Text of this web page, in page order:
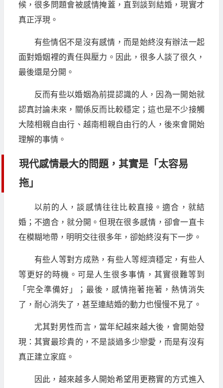
候，很多問題會被感情掩蓋，直到談到結婚，現實才
真正浮現。
有些情侶不是沒有感情，而是始終沒有辦法一起
面對婚姻裡的責任與壓力。因此，很多人談了很久，
最後還是分開。
反而有些以婚姻為前提認識的人，因為一開始就
認真討論未來，關係反而比較穩定；這也是不少接觸
大陸相親自由行、越南相親自由行的人，後來會開始
理解的事情。
現代感情最大的問題，其實是「太容易
拖」
以前的人，談感情往往比較直接。適合，就結
婚；不適合，就分開。但現在很多感情，卻會一直卡
在模糊地帶，明明交往很多年，卻始終沒有下一步。
有些人等對方成熟，有些人等經濟穩定，有些人
等更好的時機。可是人生很多事情，其實很難等到
「完全準備好」；最後，感情拖著拖著，熱情消失
了，耐心消失了，甚至連結婚的動力也慢慢不見了。
尤其對男性而言，當年紀越來越大後，會開始發
現：其實最珍貴的，不是談過多少戀愛，而是有沒有
真正建立家庭。
因此，越來越多人開始希望用更務實的方式進入